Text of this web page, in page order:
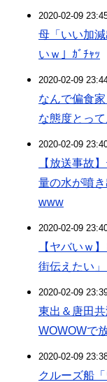
2020-02-09
母「いい加
いｗ」ｶﾞﾁｬｯ
2020-02-09
なんで偏食
な態度とって
2020-02-09
【放送事故
量の水が噴
www
2020-02-09
【ヤバいｗ
街伝えたい
2020-02-09
東出＆唐田
WOWOWで
2020-02-09
クルーズ船